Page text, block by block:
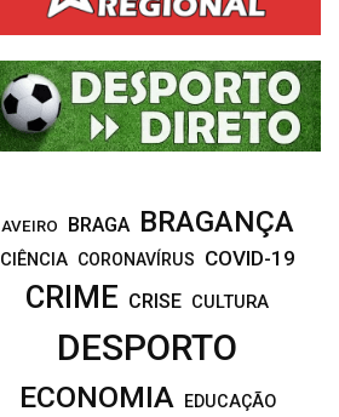
R
C
H
AVEIRO BRAGA BRAGANÇA
CIÊNCIA CORONAVÍRUS COVID-19
CRIME CRISE CULTURA
DESPORTO
ECONOMIA
EDUCAÇÃO